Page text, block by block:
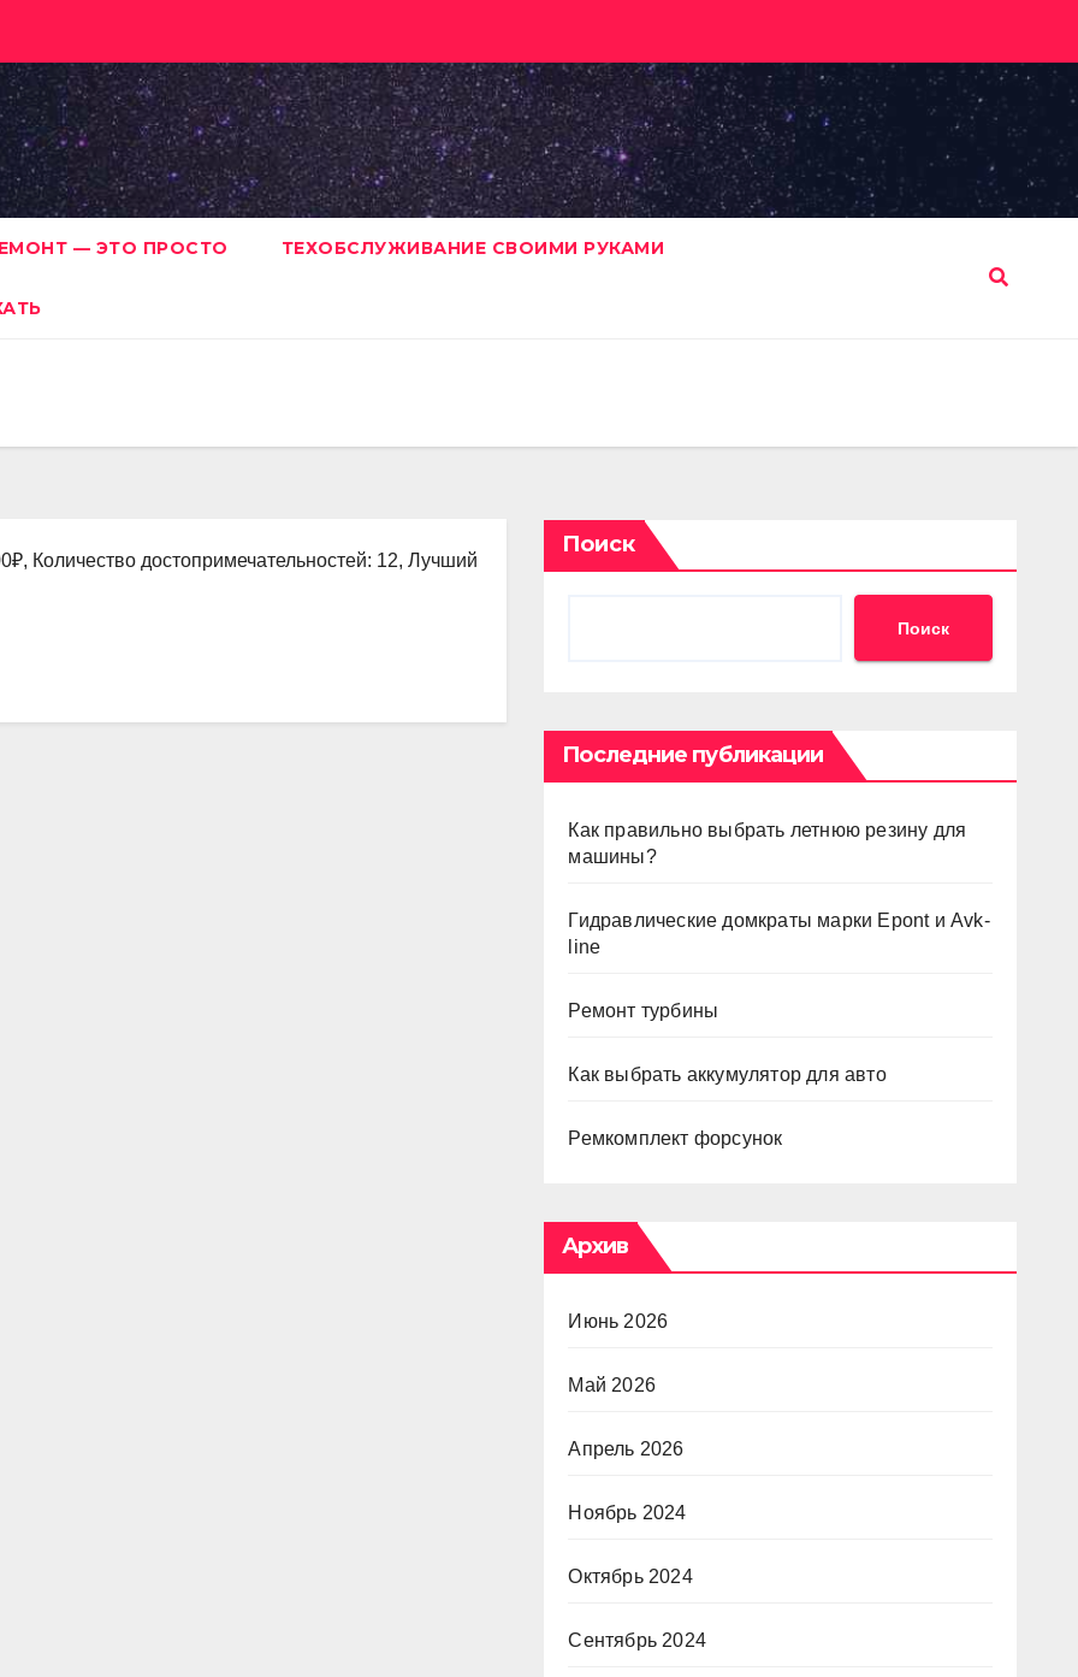
— ЭТО ПРОСТО ТЕХОБСЛУЖИВАНИЕ СВОИМИ РУКАМИ
Количество достопримечательностей: 12, Лучший
Поиск
Поиск
Последние публикации
Как правильно выбрать летнюю резину для
машины?
Гидравлические домкраты марки Epont и Avk-
line
Ремонт турбины
Как выбрать аккумулятор для авто
Ремкомплект форсунок
Архив
Июнь 2026
Май 2026
Апрель 2026
Ноябрь 2024
Октябрь 2024
Сентябрь 2024